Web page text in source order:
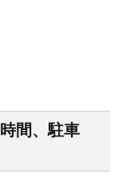
間、駐車